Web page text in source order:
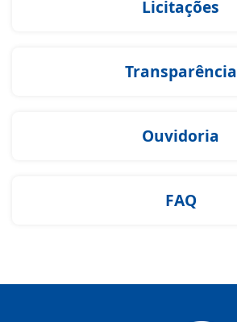
Licitações
Transparência
Ouvidoria
FAQ